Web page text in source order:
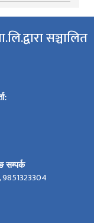
सञ्चालित
सम्पर्क